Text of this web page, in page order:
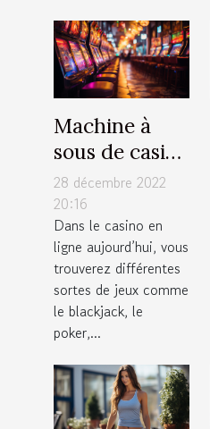
Machine à
sous de casino
: comment
fonctionne
cet appareil
électronique
de jeux ?
28 décembre 2022
20:16
Dans le casino en
ligne aujourd’hui, vous
trouverez différentes
sortes de jeux comme
le blackjack, le
poker,...